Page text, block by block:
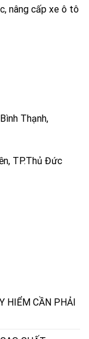
nâng cấp xe ô tô
Thạnh,
TP.Thủ Đức
HIỂM CẦN PHẢI